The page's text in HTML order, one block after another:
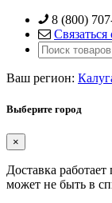
Skip
content
8 (800)
Ваш регион:
Выберите город
×
Доставка
может не быть в